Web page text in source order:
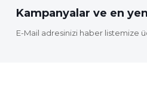
Kampanyalar ve en
E-Mail adresinizi haber listemize